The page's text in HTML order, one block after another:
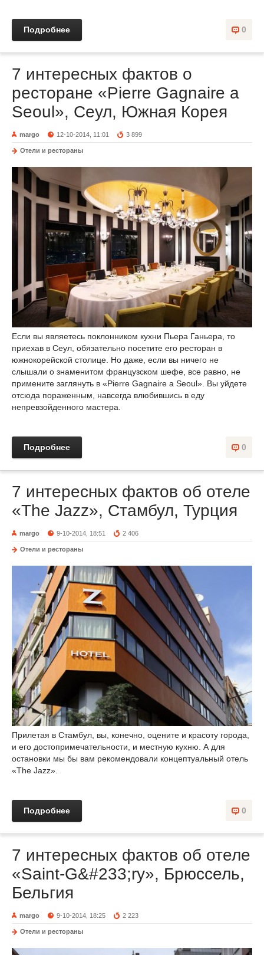
0
Подробнее
7 интересных фактов о
ресторане «Pierre Gagnaire a
Seoul», Сеул, Южная Корея
margo 12-10-2014, 11:01 3 899
Отели и рестораны
Если вы являетесь поклонником кухни Пьера Ганьера, то
приехав в Сеул, обязательно посетите его ресторан в
южнокорейской столице. Но даже, если вы ничего не
слышали о знаменитом французском шефе, все равно, не
примените заглянуть в «Pierre Gagnaire a Seoul». Вы уйдете
отсюда пораженным, навсегда влюбившись в еду
непревзойденного мастера.
0
Подробнее
7 интересных фактов об отеле
«The Jazz», Стамбул, Турция
margo 9-10-2014, 18:51 2 406
Отели и рестораны
Прилетая в Стамбул, вы, конечно, оцените и красоту города,
и его достопримечательности, и местную кухню. А для
остановки мы бы вам рекомендовали концептуальный отель
«The Jazz».
0
Подробнее
7 интересных фактов об отеле
«Saint-G&#233;ry», Брюссель,
Бельгия
margo 9-10-2014, 18:25 2 223
Отели и рестораны